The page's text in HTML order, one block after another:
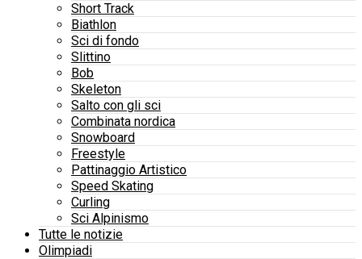
Short Track
Biathlon
Sci di fondo
Slittino
Bob
Skeleton
Salto con gli sci
Combinata nordica
Snowboard
Freestyle
Pattinaggio Artistico
Speed Skating
Curling
Sci Alpinismo
Tutte le notizie
Olimpiadi